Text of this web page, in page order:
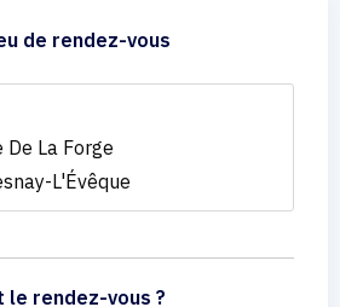
de rendez-vous
La Forge
L'Évêque
le rendez-vous ?